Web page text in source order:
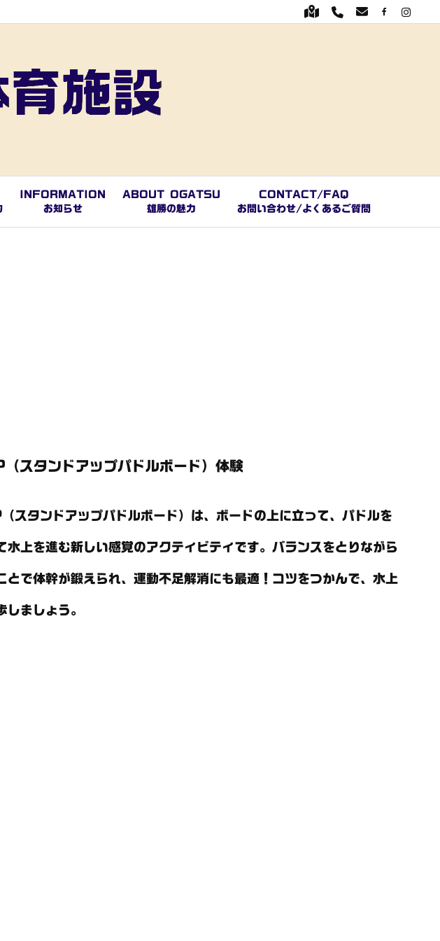
INFORMATION
お知らせ
ABOUT OGATSU
雄勝の魅力
CONTACT/FAQ
お問い合わせ/よくあるご質問
スタンドアップパドルボード）体験
スタンドアップパドルボード）は、ボードの上に立って、パドルを
水上を進む新しい感覚のアクティビティです。バランスをとりながら
とで体幹が鍛えられ、運動不足解消にも最適！コツをつかんで、水上
しましょう。